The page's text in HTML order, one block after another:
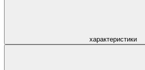
характеристики